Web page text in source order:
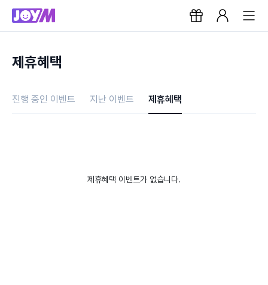
제휴혜택
진행 중인 이벤트 지난 이벤트 제휴혜택
제휴혜택 이벤트가 없습니다.